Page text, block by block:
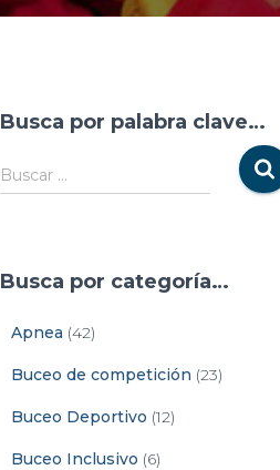
Busca por palabra clave…
Buscar …
Busca por categoría…
Apnea (42)
Buceo de competición (23)
Buceo Deportivo (12)
Buceo Inclusivo (6)